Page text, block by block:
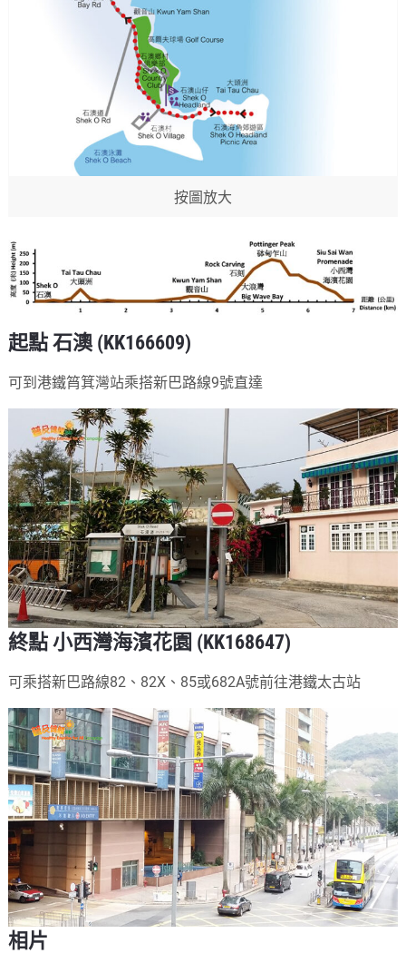
按圖放大
起點 石澳 (KK166609)
可到港鐵筲箕灣站乘搭新巴路線9號直達
終點 小西灣海濱花園 (KK168647)
可乘搭新巴路線82、82X、85或682A號前往港鐵太古站
相片